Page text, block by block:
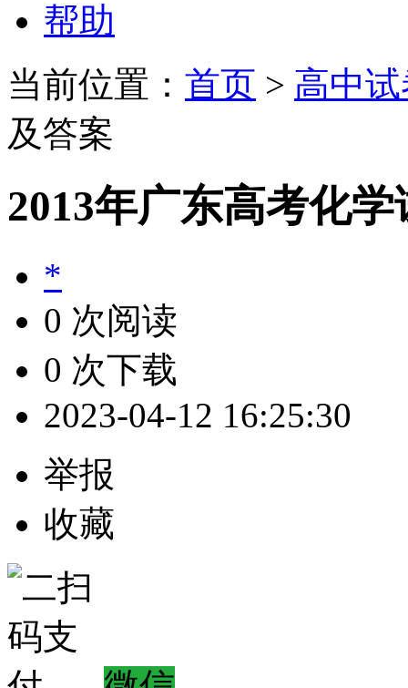
帮助
当前位置： 首页 > 高中
及答案
2013年广东高考化
*
0 次阅读
0 次下载
2023-04-12 16:25:30
举报
收藏